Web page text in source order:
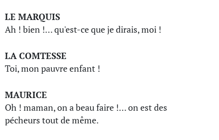
LE MARQUIS
Ah ! bien !… qu'est-ce que je dirais, moi !
LA COMTESSE
Toi, mon pauvre enfant !
MAURICE
Oh ! maman, on a beau faire !… on est des
pécheurs tout de même.